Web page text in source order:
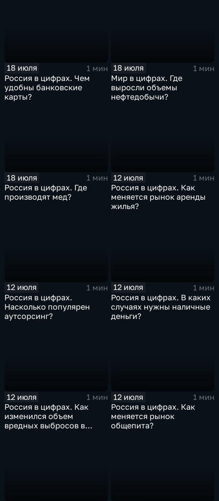
18 июля
1 мин
Россия в цифрах. Чем
удобны банковские
карты?
18 июля
1 мин
Мир в цифрах. Где
выросли объемы
нефтедобычи?
18 июля
1 мин
Россия в цифрах. Где
производят мед?
12 июля
1 мин
Россия в цифрах. Как
меняется рынок аренды
жилья?
12 июля
1 мин
Россия в цифрах.
Насколько популярен
аутсорсинг?
12 июля
1 мин
Россия в цифрах. В каких
случаях нужны наличные
деньги?
12 июля
1 мин
Россия в цифрах. Как
изменился объем
вредных выбросов в
12 июля
1 мин
Россия в цифрах. Как
меняется рынок
общепита?